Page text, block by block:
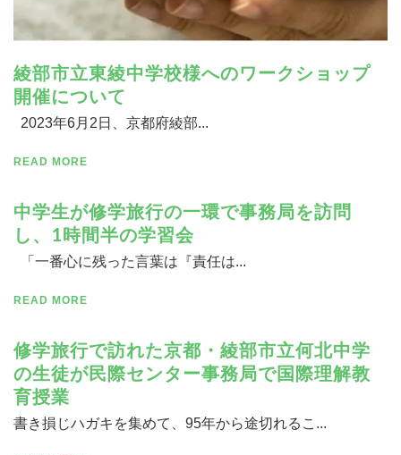
綾部市立東綾中学校様へのワークショップ
開催について
2023年6月2日、京都府綾部...
READ MORE
中学生が修学旅行の一環で事務局を訪問
し、1時間半の学習会
「一番心に残った言葉は『責任は...
READ MORE
修学旅行で訪れた京都・綾部市立何北中学
の生徒が民際センター事務局で国際理解教
育授業
書き損じハガキを集めて、95年から途切れるこ...